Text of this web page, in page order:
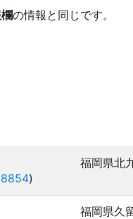
の情報と同じです。
)
福岡県北
福岡県久